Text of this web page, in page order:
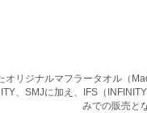
リジナルマフラータオル（
、SMJに加え、IFS（
みでの販売と